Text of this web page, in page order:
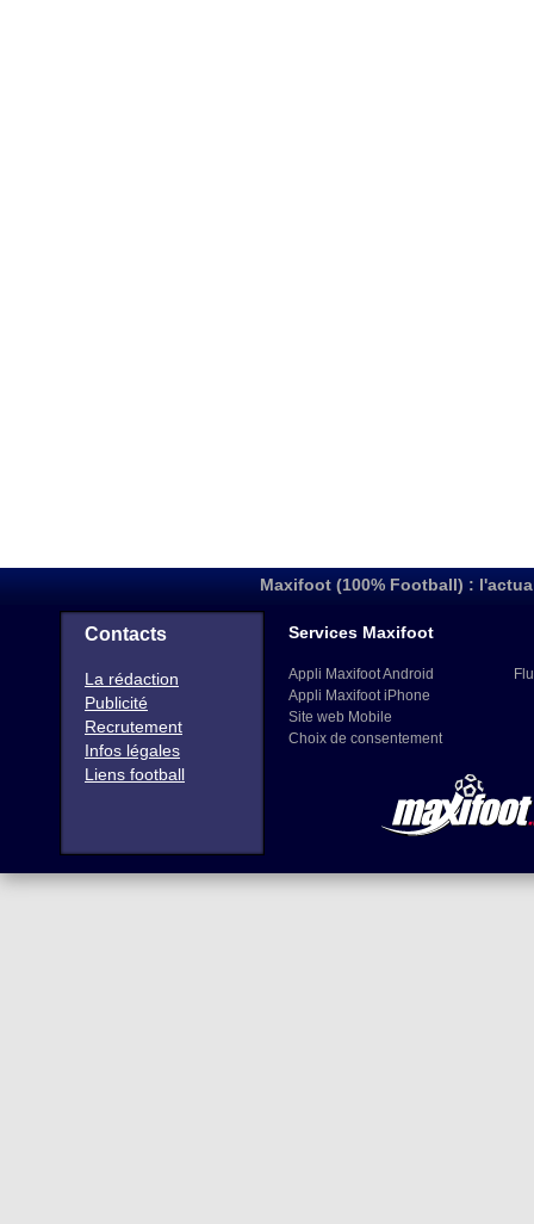
Maxifoot (100% Football) :
Contacts
La rédaction
Publicité
Recrutement
Infos légales
Liens football
Services Maxifoot
Appli Maxifoot Android
Appli Maxifoot iPhone
Site web Mobile
Choix de consentement